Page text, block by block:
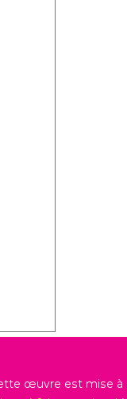
œuvre est mise à